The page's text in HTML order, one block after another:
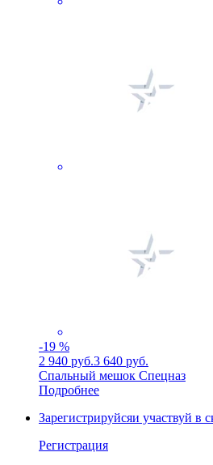
-19 %
2 940 руб.3 640 руб.
Спальный мешок Спецназ
Подробнее
Зарегистрируйсяи участвуй в
Регистрация